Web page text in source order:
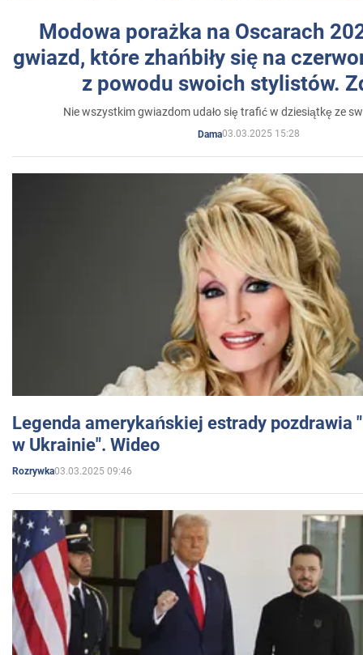
Modowa porażka na Oscarach
gwiazd, które zhańbiły się na
z powodu swoich stylistów.
Nie wszystkim gwiazdom udało się trafić w dziesiątkę ze
Dama03.03.2025 15:28
Legenda amerykańskiej estrady pozdrawia
w Ukrainie". Wideo
Rozrywka03.03.2025 09:46